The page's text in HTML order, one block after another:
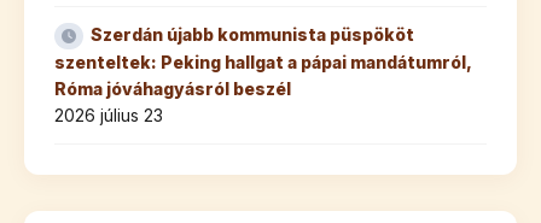
Szerdán újabb kommunista püspököt
szenteltek: Peking hallgat a pápai mandátumról,
Róma jóváhagyásról beszél
2026 július 23